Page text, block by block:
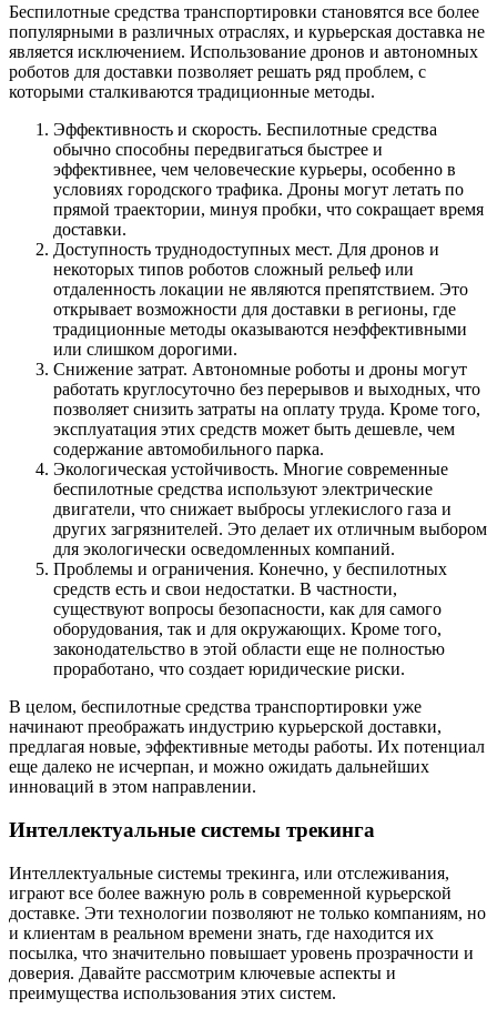
Беспилотные средства транспортировки становятся все более
популярными в различных отраслях, и курьерская доставка не
является исключением. Использование дронов и автономных
роботов для доставки позволяет решать ряд проблем, с
которыми сталкиваются традиционные методы.
Эффективность и скорость. Беспилотные средства
обычно способны передвигаться быстрее и
эффективнее, чем человеческие курьеры, особенно в
условиях городского трафика. Дроны могут летать по
прямой траектории, минуя пробки, что сокращает время
доставки.
Доступность труднодоступных мест. Для дронов и
некоторых типов роботов сложный рельеф или
отдаленность локации не являются препятствием. Это
открывает возможности для доставки в регионы, где
традиционные методы оказываются неэффективными
или слишком дорогими.
Снижение затрат. Автономные роботы и дроны могут
работать круглосуточно без перерывов и выходных, что
позволяет снизить затраты на оплату труда. Кроме того,
эксплуатация этих средств может быть дешевле, чем
содержание автомобильного парка.
Экологическая устойчивость. Многие современные
беспилотные средства используют электрические
двигатели, что снижает выбросы углекислого газа и
других загрязнителей. Это делает их отличным выбором
для экологически осведомленных компаний.
Проблемы и ограничения. Конечно, у беспилотных
средств есть и свои недостатки. В частности,
существуют вопросы безопасности, как для самого
оборудования, так и для окружающих. Кроме того,
законодательство в этой области еще не полностью
проработано, что создает юридические риски.
В целом, беспилотные средства транспортировки уже
начинают преображать индустрию курьерской доставки,
предлагая новые, эффективные методы работы. Их потенциал
еще далеко не исчерпан, и можно ожидать дальнейших
инноваций в этом направлении.
Интеллектуальные системы трекинга
Интеллектуальные системы трекинга, или отслеживания,
играют все более важную роль в современной курьерской
доставке. Эти технологии позволяют не только компаниям, но
и клиентам в реальном времени знать, где находится их
посылка, что значительно повышает уровень прозрачности и
доверия. Давайте рассмотрим ключевые аспекты и
преимущества использования этих систем.